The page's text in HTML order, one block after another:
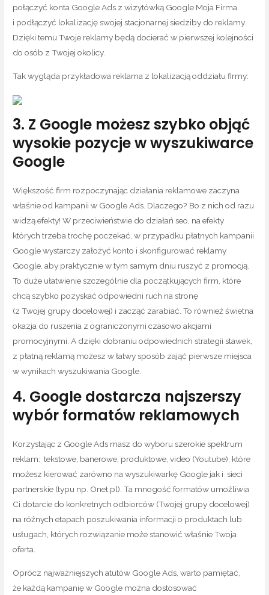
połączyć konta Google Ads z wizytówką Google Moja Firma
i podłączyć lokalizację swojej stacjonarnej siedziby do reklamy.
Dzięki temu Twoje reklamy będą docierać w pierwszej kolejności
do osób z Twojej okolicy.
Tak wygląda przykładowa reklama z lokalizacją oddziału firmy:
3. Z Google możesz szybko objąć
wysokie pozycje w wyszukiwarce
Google
Większość firm rozpoczynając działania reklamowe zaczyna
właśnie od kampanii w Google Ads. Dlaczego? Bo z nich od razu
widzą efekty! W przeciwieństwie do działań seo, na efekty
których trzeba trochę poczekać, w przypadku płatnych kampanii
Google wystarczy założyć konto i skonfigurować reklamy
Google, aby praktycznie w tym samym dniu ruszyć z promocją.
To duże ułatwienie szczególnie dla początkujących firm, które
chcą szybko pozyskać odpowiedni ruch na stronę
(z Twojej grupy docelowej) i zacząć zarabiać. To również świetna
okazja do ruszenia z ograniczonymi czasowo akcjami
promocyjnymi. A dzięki dobraniu odpowiednich strategii stawek,
z płatną reklamą możesz w łatwy sposób zająć pierwsze miejsca
w wynikach wyszukiwania Google.
4. Google dostarcza najszerszy
wybór formatów reklamowych
Korzystając z Google Ads masz do wyboru szerokie spektrum
reklam: tekstowe, banerowe, produktowe, video (Youtube), które
możesz kierować zarówno na wyszukiwarkę Google jak i sieci
partnerskie (typu np. Onet.pl). Ta mnogość formatów umożliwia
Ci dotarcie do konkretnych odbiorców (Twojej grupy docelowej)
na różnych etapach poszukiwania informacji o produktach lub
usługach, których rozwiązanie może stanowić właśnie Twoja
oferta.
Oprócz najważniejszych atutów Google Ads, warto pamiętać,
że każdą kampanię w Google można dostosować